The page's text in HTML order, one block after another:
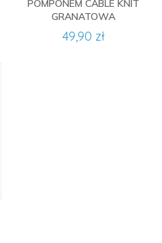
POMPONEM CABLE KNIT
GRANATOWA
49,90 zł